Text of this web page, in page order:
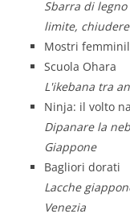
Sbarra di
limite, chiudere
Mostri
Scuola Ohara
L'ikebana tra
Ninja: il volto
Dipanare la
Giappone
Bagliori dorati
Lacche
Venezia